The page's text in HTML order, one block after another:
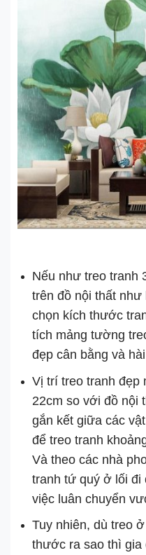
Nếu như treo tranh
trên đồ nội thất
chọn kích thước
tích mảng tường
đẹp cân bằng và
Vị trí treo tranh đẹp
22cm so với đồ nội
gắn kết giữa các
để treo tranh
Và theo các nhà
tranh tứ quý ở lối đi
việc luân chuyển
Tuy nhiên, dù treo
thước ra sao thì gia